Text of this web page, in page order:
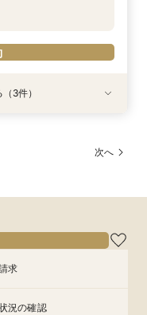
トウエディング相談会
様55000円～★
談会＠オンライン★マ
ィング相談会＠ブライ
円～★
3件）
次へ
求
況の確認